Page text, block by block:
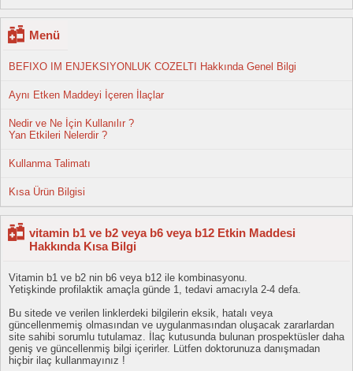
Menü
BEFIXO IM ENJEKSIYONLUK COZELTI Hakkında Genel Bilgi
Aynı Etken Maddeyi İçeren İlaçlar
Nedir ve Ne İçin Kullanılır ?
Yan Etkileri Nelerdir ?
Kullanma Talimatı
Kısa Ürün Bilgisi
vitamin b1 ve b2 veya b6 veya b12 Etkin Maddesi
Hakkında Kısa Bilgi
Vitamin b1 ve b2 nin b6 veya b12 ile kombinasyonu.
Yetişkinde profilaktik amaçla günde 1, tedavi amacıyla 2-4 defa.
Bu sitede ve verilen linklerdeki bilgilerin eksik, hatalı veya
güncellenmemiş olmasından ve uygulanmasından oluşacak zararlardan
site sahibi sorumlu tutulamaz. İlaç kutusunda bulunan prospektüsler daha
geniş ve güncellenmiş bilgi içerirler. Lütfen doktorunuza danışmadan
hiçbir ilaç kullanmayınız !